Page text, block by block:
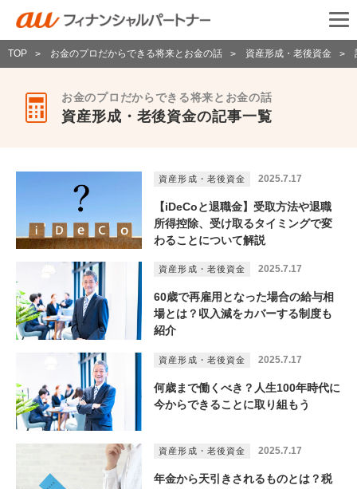
TOP > お金のプロだからできる将来とお金の話 > 資産形成・老後資金 >
お金のプロだからできる将来とお金の話
資産形成・老後資金の記事一覧
資産形成・老後資金 2025.7.17
【iDeCoと退職金】受取方法や退職
所得控除、受け取るタイミングで変
わることについて解説
資産形成・老後資金 2025.7.17
60歳で再雇用となった場合の給与相
場とは？収入減をカバーする制度も
紹介
資産形成・老後資金 2025.7.17
何歳まで働くべき？人生100年時代に
今からできることに取り組もう
資産形成・老後資金 2025.7.17
年金から天引きされるものとは？税